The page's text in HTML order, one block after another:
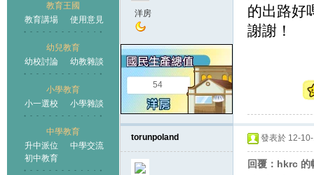
教育王國
教育講場
使用意見
幼兒教育
幼校討論
幼教雜談
小學教育
小一選校
小學雜談
中學教育
升中派位
中學交流
初中教育
王國
洋房
54
的出路好
謝謝！
torunpoland 發表於 12-
回覆：hkrc 的